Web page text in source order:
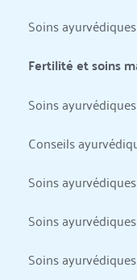
Soins
Fertilité et soins
Soins
Conseils
Soins
Soins
Soins